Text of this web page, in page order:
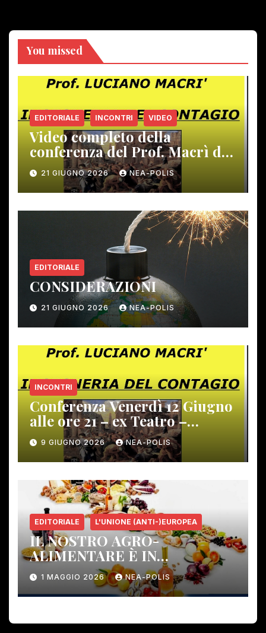
You missed
EDITORIALE INCONTRI VIDEO
Video completo della
conferenza del Prof. Macrì del
12 giugno scorso
21 GIUGNO 2026 NEA-POLIS
EDITORIALE
CONSIDERAZIONI
21 GIUGNO 2026 NEA-POLIS
INCONTRI
Conferenza Venerdì 12 Giugno
alle ore 21 – ex Teatro –
Gambassi Terme –
9 GIUGNO 2026 NEA-POLIS
EDITORIALE L'UNIONE (ANTI-)EUROPEA
IL NOSTRO AGRO-
ALIMENTARE È IN
PERICOLO!
1 MAGGIO 2026 NEA-POLIS